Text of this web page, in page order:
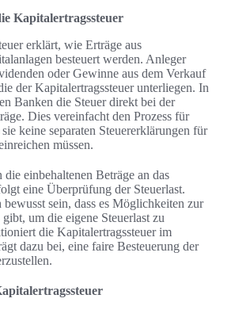
Kapitalertragssteuer
erklärt, wie Erträge aus
besteuert werden. Anleger
oder Gewinne aus dem Verkauf
der Kapitalertragssteuer unterliegen. In
Banken die Steuer direkt bei der
Dies vereinfacht den Prozess für
keine separaten Steuererklärungen für
müssen.
einbehaltenen Beträge an das
eine Überprüfung der Steuerlast.
sein, dass es Möglichkeiten zur
um die eigene Steuerlast zu
die Kapitalertragssteuer im
dazu bei, eine faire Besteuerung der